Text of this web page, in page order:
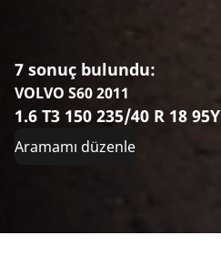
7 sonuç bulundu:
VOLVO S60 2011
1.6 T3 150 235/40 R 18 95Y
Aramamı düzenle